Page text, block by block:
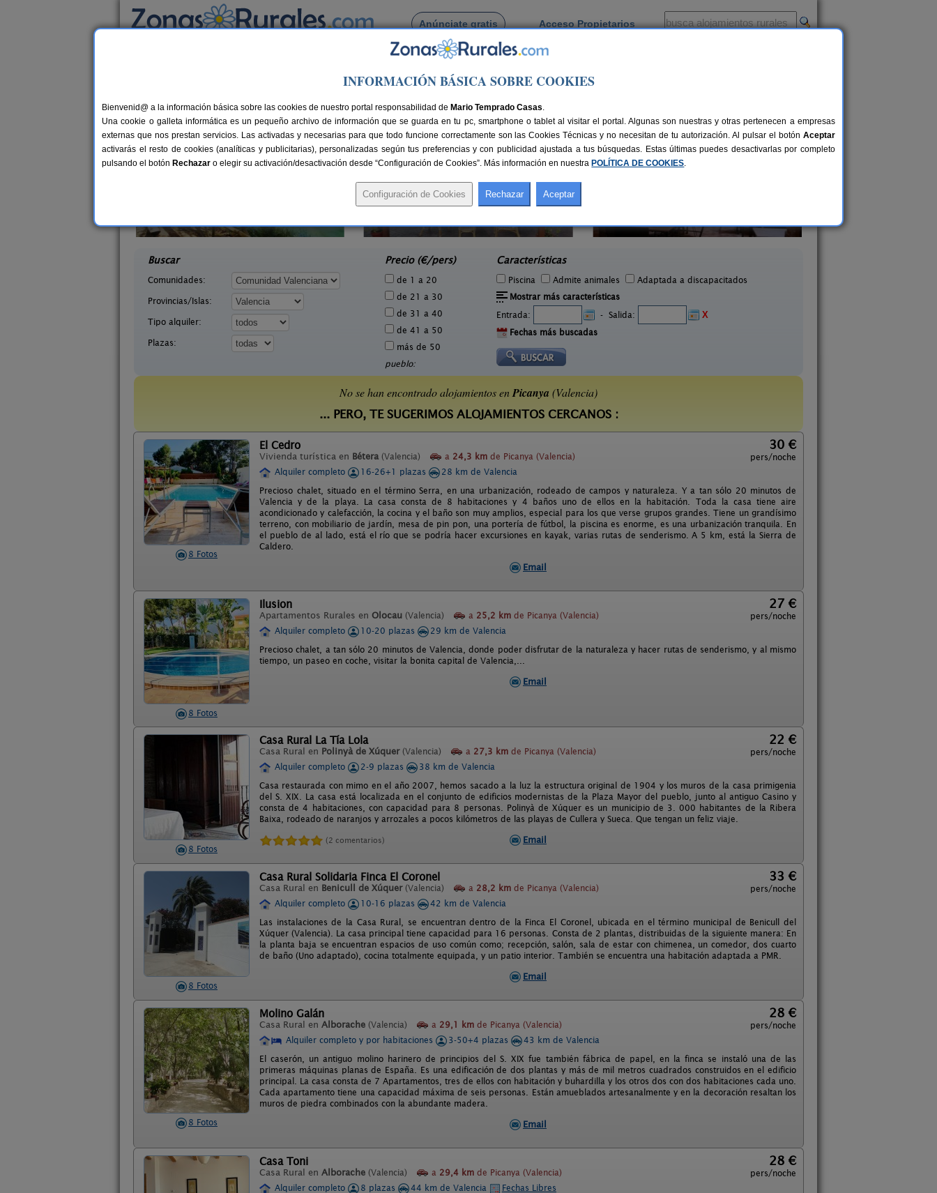
Anúnciate gratis Acceso Propietarios
Busca por pueblo
> Picanya
Casas Rurales cerca de Picanya
40 €
Casas Rurales Les Eres de Gátova
Buscar
Comunidades:
Provincias/Islas:
Tipo alquiler:
Plazas:
Precio (€/pers)
de 1 a 20
de 21 a 30
de 31 a 40
de 41 a 50
más de 50
pueblo:
Características
Piscina Admite animales
Adaptada a discapacitados
Mostrar más características
Entrada:
- Salida:
X
Fechas más buscadas
No se han encontrado alojamientos enPicanya (Valencia)
... PERO, TE SUGERIMOS ALOJAMIENTOS CERCANOS :
8 Fotos
El Cedro
Vivienda turística en Bétera (Valencia) a 24,3 km de Picanya (Valencia)
30 €
pers/noche
Alquiler completo
16-26+1 plazas
28 km de Valencia
Precioso chalet, situado en el término Serra, en una urbanización, rodeado de campos y naturaleza. Y a tan sólo 20 minutos de
Valencia y de la playa. La casa consta de 8 habitaciones y 4 baños uno de ellos en la habitación. Toda la casa tiene aire
acondicionado y calefacción, la cocina y el baño son muy amplios, especial para los que verse grupos grandes. Tiene un grandísimo
terreno, con mobiliario de jardín, mesa de pin pon, una portería de fútbol, la piscina es enorme, es una urbanización tranquila. En
el pueblo de al lado, está el río que se podría hacer excursiones en kayak, varias rutas de senderismo. A 5 km, está la Sierra de
Caldero.
Email
8 Fotos
Ilusion
Apartamentos Rurales en Olocau (Valencia) a 25,2 km de Picanya (Valencia)
27 €
pers/noche
Alquiler completo
10-20 plazas
29 km de Valencia
Precioso chalet, a tan sólo 20 minutos de Valencia, donde poder disfrutar de la naturaleza y hacer rutas de senderismo, y al mismo
tiempo, un paseo en coche, visitar la bonita capital de Valencia,...
Email
8 Fotos
Casa Rural La Tía Lola
Casa Rural en Polinyà de Xúquer (Valencia) a 27,3 km de Picanya (Valencia)
22 €
pers/noche
Alquiler completo
2-9 plazas
38 km de Valencia
Casa restaurada con mimo en el año 2007, hemos sacado a la luz la estructura original de 1904 y los muros de la casa primigenia
del S. XIX. La casa está localizada en el conjunto de edificios modernistas de la Plaza Mayor del pueblo, junto al antiguo Casino y
consta de 4 habitaciones, con capacidad para 8 personas. Polinyà de Xúquer es un municipio de 3. 000 habitantes de la Ribera
Baixa, rodeado de naranjos y arrozales a pocos kilómetros de las playas de Cullera y Sueca. Que tengan un feliz viaje.
(2 comentarios) Email
8 Fotos
Casa Rural Solidaria Finca El Coronel
Casa Rural en Benicull de Xúquer (Valencia) a 28,2 km de Picanya (Valencia)
33 €
pers/noche
Alquiler completo
10-16 plazas
42 km de Valencia
Las instalaciones de la Casa Rural, se encuentran dentro de la Finca El Coronel, ubicada en el término municipal de Benicull del
Xúquer (Valencia). La casa principal tiene capacidad para 16 personas. Consta de 2 plantas, distribuidas de la siguiente manera: En
la planta baja se encuentran espacios de uso común como; recepción, salón, sala de estar con chimenea, un comedor, dos cuarto
de baño (Uno adaptado), cocina totalmente equipada, y un patio interior. También se encuentra una habitación adaptada a PMR.
Email
8 Fotos
Molino Galán
Casa Rural en Alborache (Valencia) a 29,1 km de Picanya (Valencia)
28 €
pers/noche
Alquiler completo y por habitaciones
3-50+4 plazas
43 km de Valencia
El caserón, un antiguo molino harinero de principios del S. XIX fue también fábrica de papel, en la finca se instaló una de las
primeras máquinas planas de España. Es una edificación de dos plantas y más de mil metros cuadrados construidos en el edificio
principal. La casa consta de 7 Apartamentos, tres de ellos con habitación y buhardilla y los otros dos con dos habitaciones cada uno.
Cada apartamento tiene una capacidad máxima de seis personas. Están amueblados artesanalmente y en la decoración resaltan los
muros de piedra combinados con la abundante madera.
Email
Casa Toni
Casa Rural en Alborache (Valencia) a 29,4 km de Picanya (Valencia)
28 €
pers/noche
Alquiler completo
8 plazas 44 km de Valencia
Fechas Libres
INFORMACIÓN BÁSICA SOBRE COOKIES
Bienvenid@ a la información básica sobre las cookies de nuestro portal responsabilidad de Mario Temprado Casas.
Una cookie o galleta informática es un pequeño archivo de información que se guarda en tu pc, smartphone o tablet al visitar el portal. Algunas son nuestras y otras pertenecen a empresas
externas que nos prestan servicios. Las activadas y necesarias para que todo funcione correctamente son las Cookies Técnicas y no necesitan de tu autorización. Al pulsar el botón Aceptar
activarás el resto de cookies (analíticas y publicitarias), personalizadas según tus preferencias y con publicidad ajustada a tus búsquedas. Estas últimas puedes desactivarlas por completo
pulsando el botón Rechazar o elegir su activación/desactivación desde “Configuración de Cookies”. Más información en nuestra POLÍTICA DE COOKIES.